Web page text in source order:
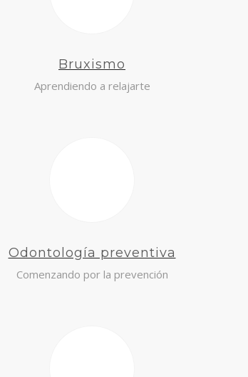
Bruxismo
Aprendiendo a relajarte
Odontología preventiva
Comenzando por la prevención